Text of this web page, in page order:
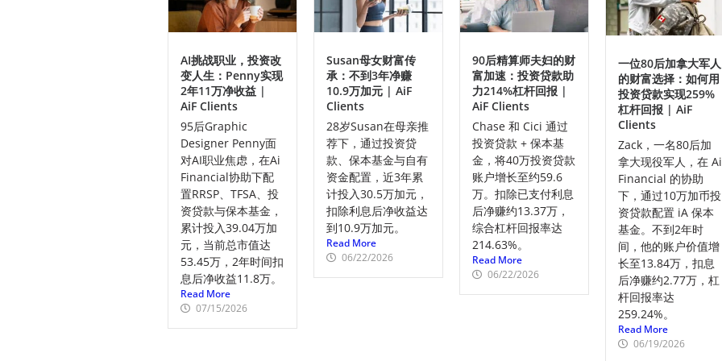
AI挑战职业，投资改
变人生：Penny实现
2年11万净收益 |
AiF Clients
95后Graphic
Designer Penny面
对AI职业焦虑，在Ai
Financial协助下配
置RRSP、TFSA、投
资贷款与保本基金，
累计投入39.04万加
元，当前总市值达
53.45万，2年时间扣
息后净收益11.8万。
Read More
07/15/2026
Susan母女财富传
承：不到3年净赚
10.9万加元 | AiF
Clients
28岁Susan在母亲推
荐下，通过投资贷
款、保本基金与自有
资金配置，近3年累
计投入30.5万加元，
扣除利息后净收益达
到10.9万加元。
Read More
06/22/2026
90后精算师夫妇的财
富加速：投资贷款助
力214%杠杆回报 |
AiF Clients
Chase 和 Cici 通过
投资贷款 + 保本基
金，将40万投资贷款
账户增长至约59.6
万。扣除已支付利息
后净赚约13.37万，
综合杠杆回报率达
214.63%。
Read More
06/22/2026
一位80后加拿大军人
的财富选择：如何用
投资贷款实现259%
杠杆回报 | AiF
Clients
Zack，一名80后加
拿大现役军人，在 Ai
Financial 的协助
下，通过10万加币投
资贷款配置 iA 保本
基金。不到2年时
间，他的账户价值增
长至13.84万，扣息
后净赚约2.77万，杠
杆回报率达
259.24%。
Read More
06/19/2026